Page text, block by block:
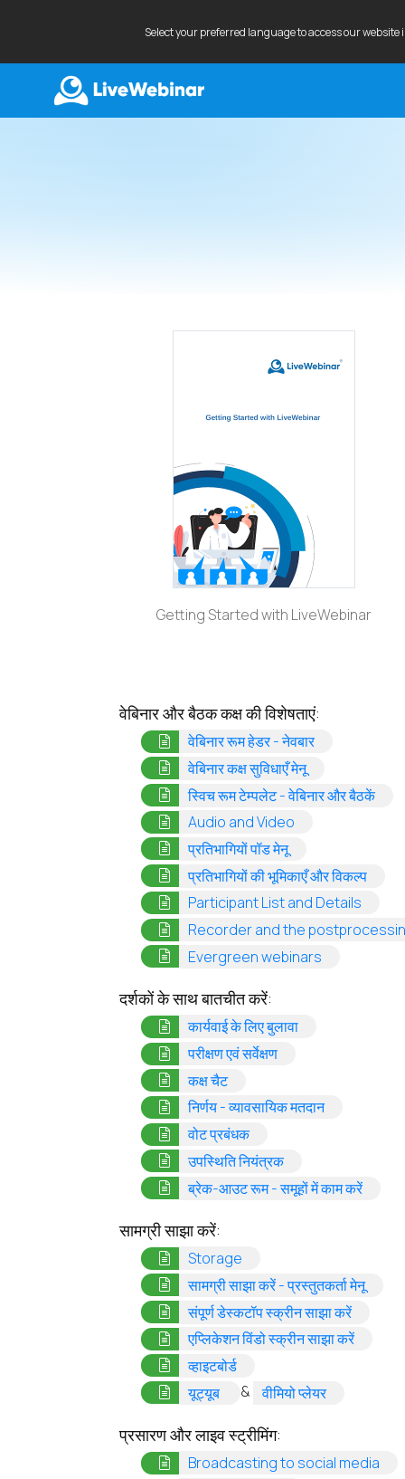
Select your preferred language to access our
Getting Started with LiveWebinar
वेबिनार और बैठक कक्ष की विशेषताएं:
वेबिनार रूम हेडर - नेवबार(opens in a
वेबिनार कक्ष सुविधाएँ मेनू(opens in a
स्विच रूम टेम्पलेट - वेबिनार और बैठकें
Audio and Video
प्रतिभागियों पॉड मेनू(opens in a new
प्रतिभागियों की भूमिकाएँ और विकल्प
Participant List and Details
Recorder and the
Evergreen webinars
दर्शकों के साथ बातचीत करें:
कार्यवाई के लिए बुलावा(opens in a new
परीक्षण एवं सर्वेक्षण(opens in a new tab)
कक्ष चैट(opens in a new tab)
निर्णय - व्यावसायिक मतदान(opens in a
वोट प्रबंधक(opens in a new tab)
उपस्थिति नियंत्रक(opens in a new tab)
ब्रेक-आउट रूम - समूहों में काम करें
सामग्री साझा करें:
Storage
सामग्री साझा करें - प्रस्तुतकर्ता मेनू
संपूर्ण डेस्कटॉप स्क्रीन साझा करें(opens
एप्लिकेशन विंडो स्क्रीन साझा करें(opens
व्हाइटबोर्ड(opens in a new tab)
यूट्यूब (opens in a new tab)
& वीमियो प्लेयर(opens in a
प्रसारण और लाइव स्ट्रीमिंग:
Broadcasting to social media